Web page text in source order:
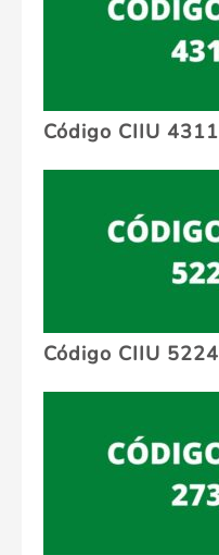
Código CIIU 4311
Código CIIU 5224